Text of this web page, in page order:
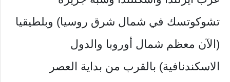
تشوكوتسك في شمال شرق روسيا) وبلطيقيا
(الآن معظم شمال أوروبا والدول
الاسكندنافية) بالقرب من بداية العصر